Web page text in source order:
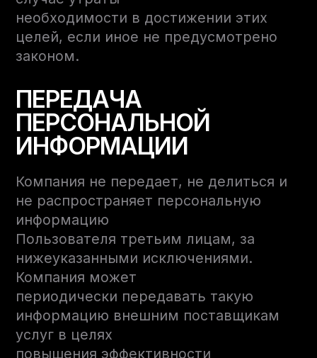
необходимости в достижении этих
целей, если иное не предусмотрено
законом.
ПЕРЕДАЧА
ПЕРСОНАЛЬНОЙ
ИНФОРМАЦИИ
Компания не передает, не делиться и
не распространяет персональную
информацию
Пользователя третьим лицам, за
нижеуказанными исключениями.
Компания может
периодически передавать такую
информацию внешним поставщикам
услуг в целях
повышения эффективности